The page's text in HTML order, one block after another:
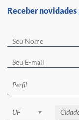
Receber novidades
Perfil
UF Cidade